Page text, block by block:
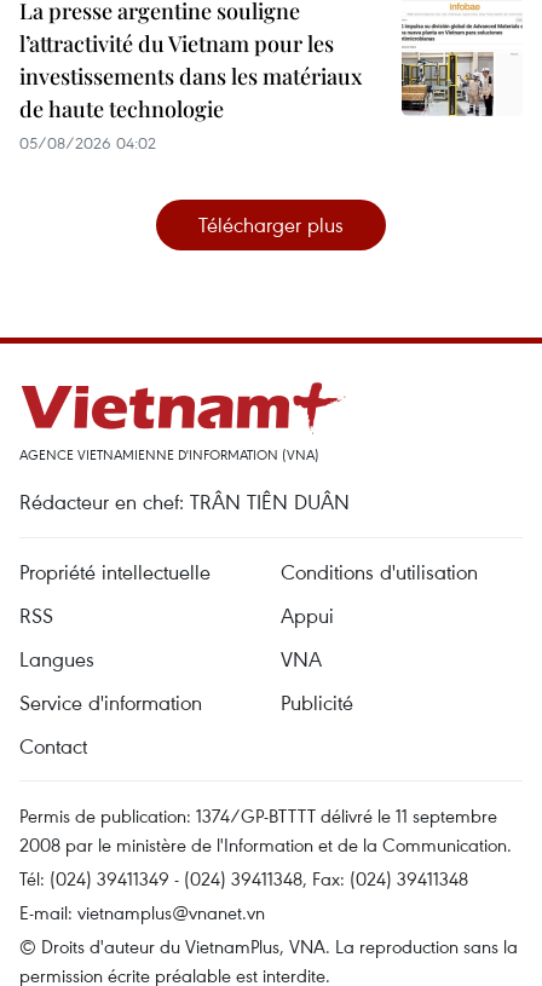
La presse argentine souligne
l’attractivité du Vietnam pour les
investissements dans les matériaux
de haute technologie
05/08/2026 04:02
Télécharger plus
AGENCE VIETNAMIENNE D'INFORMATION (VNA)
Rédacteur en chef: TRÂN TIÊN DUÂN
Propriété intellectuelle
Conditions d'utilisation
RSS
Appui
Langues
VNA
Service d'information
Publicité
Contact
Permis de publication: 1374/GP-BTTTT délivré le 11 septembre
2008 par le ministère de l'Information et de la Communication.
Tél: (024) 39411349 - (024) 39411348, Fax: (024) 39411348
E-mail: vietnamplus@vnanet.vn
© Droits d'auteur du VietnamPlus, VNA. La reproduction sans la
permission écrite préalable est interdite.